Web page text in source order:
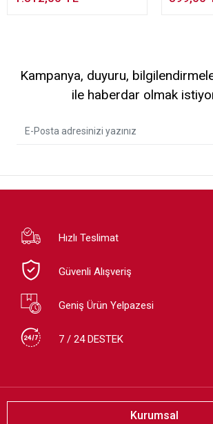
Kampanya, duyuru,
ile haberdar olmak
Hızlı Teslimat
Güvenli Alışveriş
Geniş Ürün Yelpazesi
7 / 24 DESTEK
Kurumsal